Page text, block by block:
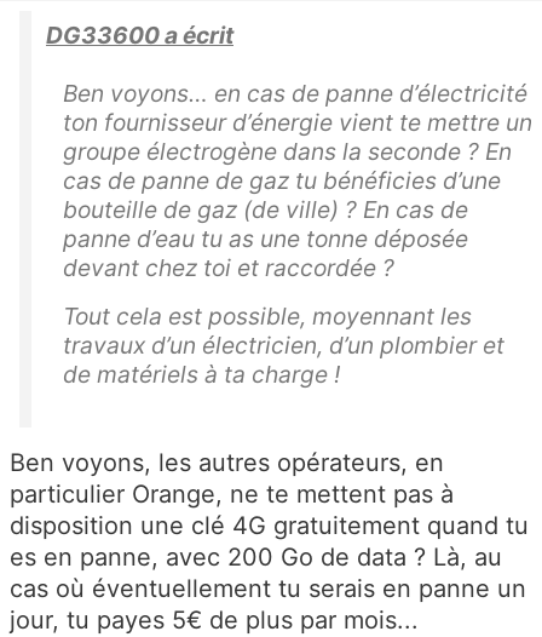
DG33600 a écrit
Ben voyons… en cas de panne d’électricité
ton fournisseur d’énergie vient te mettre un
groupe électrogène dans la seconde ? En
cas de panne de gaz tu bénéficies d’une
bouteille de gaz (de ville) ? En cas de
panne d’eau tu as une tonne déposée
devant chez toi et raccordée ?
Tout cela est possible, moyennant les
travaux d’un électricien, d’un plombier et
de matériels à ta charge !
Ben voyons, les autres opérateurs, en
particulier Orange, ne te mettent pas à
disposition une clé 4G gratuitement quand tu
es en panne, avec 200 Go de data ? Là, au
cas où éventuellement tu serais en panne un
jour, tu payes 5€ de plus par mois...